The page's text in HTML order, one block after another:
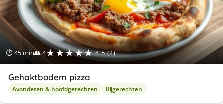
⏱ 45 min👥 4★★★★★ 4.5 (4)
Gehaktbodem pizza
Avondeten & hoofdgerechten Bijgerechten